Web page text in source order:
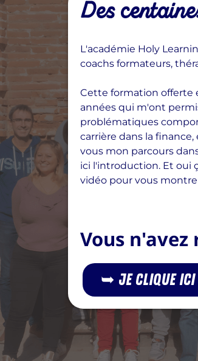
Des
L'académie Holy
coachs formateurs,
Cette formation offerte
années qui m'ont
problématiques
carrière dans la
vous mon parcours
ici l'introduction. Et oui
vidéo pour vous
Vous
➥ Je clique